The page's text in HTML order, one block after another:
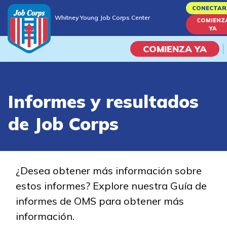
to
content
Whitney Young Job Corps Center
YA
COMIENZA YA
Vida En El Campus
Habilidades académicas
Estudiar
Programas de
Informes y resultados
de Job Corps
¿Desea obtener más información sobre
estos informes? Explore nuestra Guía de
informes de OMS para obtener más
información.